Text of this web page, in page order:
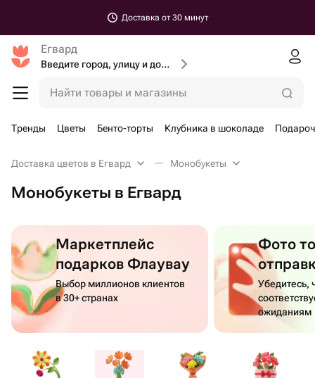
Доставка от 30 минут
Егвард
Введите город, улицу и дом доставки
Найти товары и магазины
Тренды Цветы Бенто-торты Клубника в шоколаде
Доставка цветов в Егвард Монобукеты
Монобукеты в Егвард
Маркетплейс
подарков Флаувау
Выбор миллионов клиентов
в 30+ странах
Фото
Убедитесь,
ожиданиям